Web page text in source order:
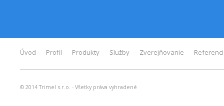
Úvod Profil Produkty Služby Zverejňovanie
© 2014 Trimel s.r.o. - Všetky práva vyhradené